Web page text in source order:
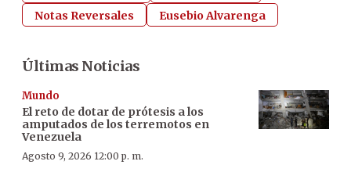
Notas Reversales
Eusebio Alvarenga
Últimas Noticias
Mundo
El reto de dotar de prótesis a los
amputados de los terremotos en
Venezuela
Agosto 9, 2026 12:00 p. m.